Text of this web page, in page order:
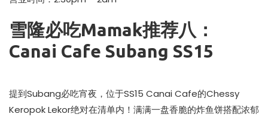
雪隆必吃Mamak推荐八：
Canai Cafe Subang SS15
提到Subang必吃宵夜，位于SS15 Canai Cafe的Chessy
Keropok Lekor绝对在清单内！满满一盘香脆的炸鱼饼搭配浓郁